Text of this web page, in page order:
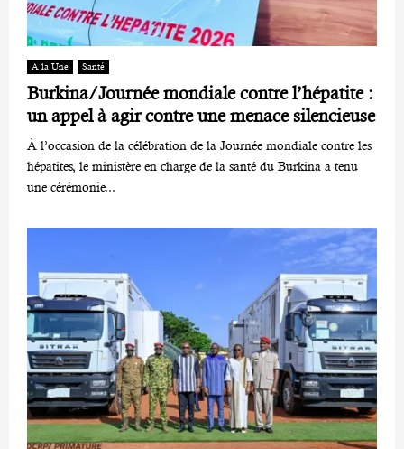
A la Une Santé
Burkina/Journée mondiale contre l’hépatite :
un appel à agir contre une menace silencieuse
À l’occasion de la célébration de la Journée mondiale contre les
hépatites, le ministère en charge de la santé du Burkina a tenu
une cérémonie...